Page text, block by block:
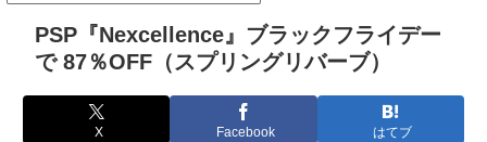
PSP『Nexcellence』ブラックフライデー
で 87％OFF（スプリングリバーブ）
X Facebook はてブ